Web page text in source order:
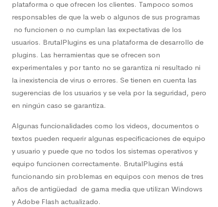
plataforma o que ofrecen los clientes. Tampoco somos
responsables de que la web o algunos de sus programas
no funcionen o no cumplan las expectativas de los
usuarios. BrutalPlugins es una plataforma de desarrollo de
plugins. Las herramientas que se ofrecen son
experimentales y por tanto no se garantiza ni resultado ni
la inexistencia de virus o errores. Se tienen en cuenta las
sugerencias de los usuarios y se vela por la seguridad, pero
en ningún caso se garantiza.
Algunas funcionalidades como los videos, documentos o
textos pueden requerir algunas especificaciones de equipo
y usuario y puede que no todos los sistemas operativos y
equipo funcionen correctamente. BrutalPlugins está
funcionando sin problemas en equipos con menos de tres
años de antigüedad de gama media que utilizan Windows
y Adobe Flash actualizado.